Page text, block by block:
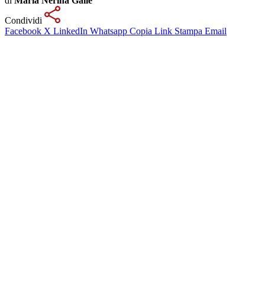
Condividi
Facebook X LinkedIn Whatsapp Copia Link Stampa Email